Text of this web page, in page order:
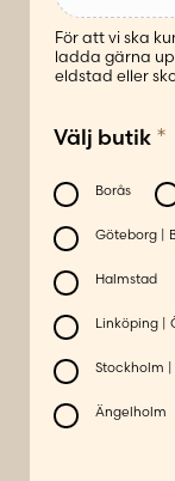
För att vi ska
ladda gärna
eldstad eller
Välj butik *
Borås
Göteborg |
Halmstad
Linköping |
Stockholm
Ängelholm